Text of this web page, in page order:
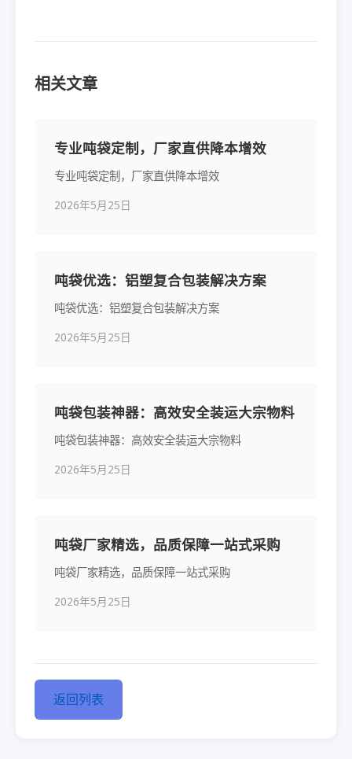
相关文章
专业吨袋定制，厂家直供降本增效
专业吨袋定制，厂家直供降本增效
2026年5月25日
吨袋优选：铝塑复合包装解决方案
吨袋优选：铝塑复合包装解决方案
2026年5月25日
吨袋包装神器：高效安全装运大宗物料
吨袋包装神器：高效安全装运大宗物料
2026年5月25日
吨袋厂家精选，品质保障一站式采购
吨袋厂家精选，品质保障一站式采购
2026年5月25日
返回列表